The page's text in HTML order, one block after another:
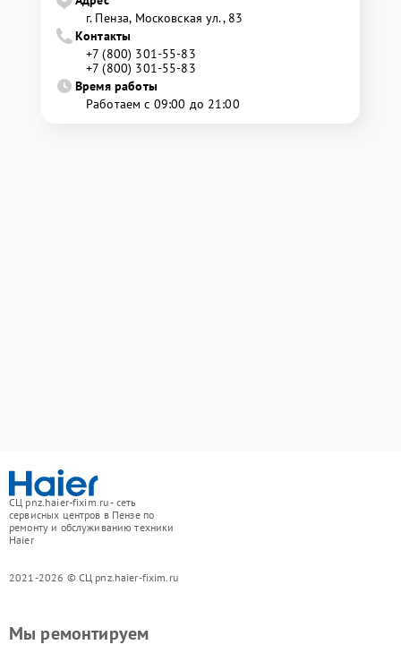
г. Пенза, Московская ул., 83
Контакты
+7 (800) 301-55-83
+7 (800) 301-55-83
Время работы
Работаем с 09:00 до 21:00
СЦ pnz.haier-fixim.ru - сеть
сервисных центров в Пензе по
ремонту и обслуживанию техники
Haier
2021-2026 © СЦ pnz.haier-fixim.ru
Мы ремонтируем